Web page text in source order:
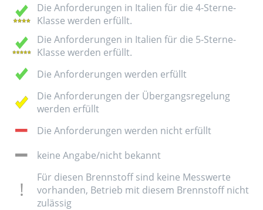
Die Anforderungen in Italien für die 4-Sterne-
Klasse werden erfüllt.
Die Anforderungen in Italien für die 5-Sterne-
Klasse werden erfüllt.
Die Anforderungen werden erfüllt
Die Anforderungen der Übergangsregelung
werden erfüllt
Die Anforderungen werden nicht erfüllt
keine Angabe/nicht bekannt
Für diesen Brennstoff sind keine Messwerte
vorhanden, Betrieb mit diesem Brennstoff nicht
zulässig